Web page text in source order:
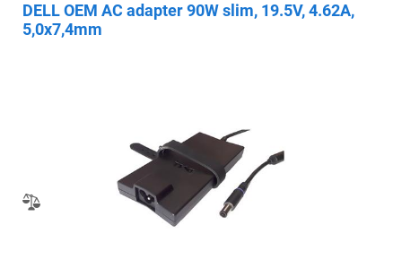
DELL OEM AC adapter 90W slim, 19.5V, 4.62A,
5,0x7,4mm